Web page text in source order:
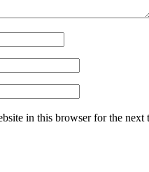
in this browser for the next